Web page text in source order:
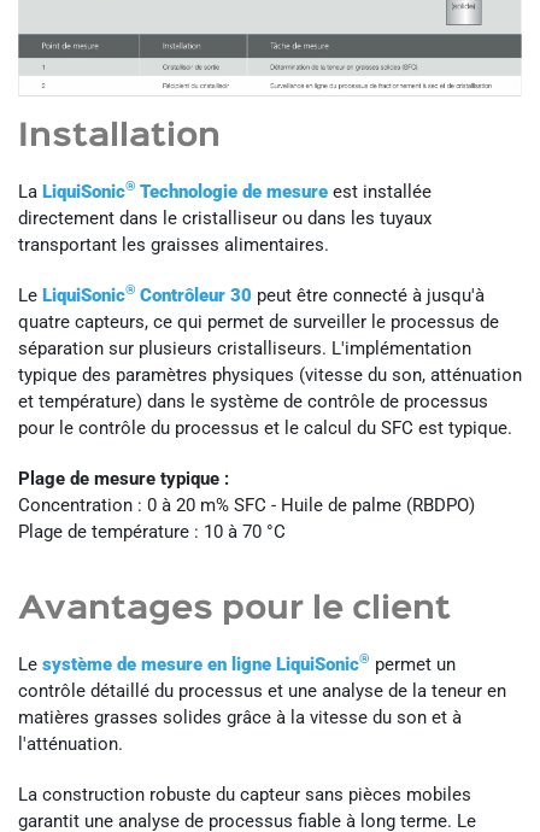
Installation
La LiquiSonic® Technologie de mesure est installée
directement dans le cristalliseur ou dans les tuyaux
transportant les graisses alimentaires.
Le LiquiSonic® Contrôleur 30 peut être connecté à jusqu'à
quatre capteurs, ce qui permet de surveiller le processus de
séparation sur plusieurs cristalliseurs. L'implémentation
typique des paramètres physiques (vitesse du son, atténuation
et température) dans le système de contrôle de processus
pour le contrôle du processus et le calcul du SFC est typique.
Plage de mesure typique :
Concentration : 0 à 20 m% SFC - Huile de palme (RBDPO)
Plage de température : 10 à 70 °C
Avantages pour le client
Le système de mesure en ligne LiquiSonic® permet un
contrôle détaillé du processus et une analyse de la teneur en
matières grasses solides grâce à la vitesse du son et à
l'atténuation.
La construction robuste du capteur sans pièces mobiles
garantit une analyse de processus fiable à long terme. Le